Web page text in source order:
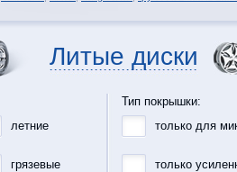
Литые диски
летние
грязевые
Тип покрышки:
только для
только